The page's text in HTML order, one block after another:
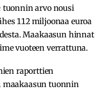
tuonnin arvo nousi
112 miljoonaa euroa
Maakaasun hinnat
vuoteen verrattuna.
raporttien
tuonnin